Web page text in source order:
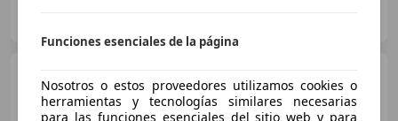
200d 7G-DCT
Funciones esenciales de la página
Nosotros o estos proveedores utilizamos cookies o
herramientas y tecnologías similares necesarias
para las funciones esenciales del sitio web y para